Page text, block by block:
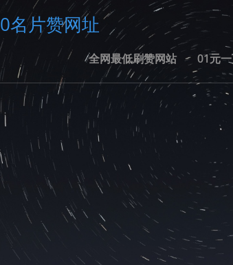
名片赞网址
全网最低刷赞网站 01元